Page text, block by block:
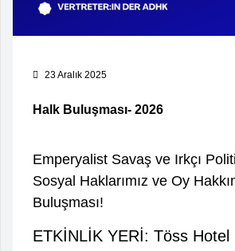
23 Aralık 2025
Halk Buluşması- 2026
Emperyalist Savaş ve Irkçı
Sosyal Haklarımız ve Oy
Buluşması!
ETKİNLİK YERİ: Töss Hotel